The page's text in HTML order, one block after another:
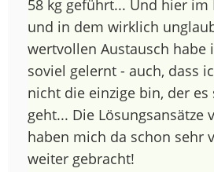
58 kg geführt... Und hier im
und in dem wirklich
wertvollen Austausch habe
soviel gelernt - auch, dass
nicht die einzige bin, der es
geht... Die Lösungsansätze
haben mich da schon sehr
weiter gebracht!